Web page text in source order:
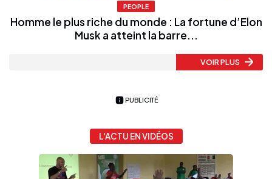
PEOPLE
Homme le plus riche du monde : La fortune d’Elon
Musk a atteint la barre...
VOIR PLUS
PUBLICITÉ
L'ACTU EN VIDÉOS